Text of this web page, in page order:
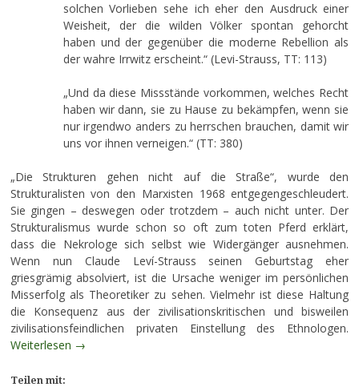
solchen Vorlieben sehe ich eher den Ausdruck einer
Weisheit, der die wilden Völker spontan gehorcht
haben und der gegenüber die moderne Rebellion als
der wahre Irrwitz erscheint.“ (Levi-Strauss, TT: 113)
„Und da diese Missstände vorkommen, welches Recht
haben wir dann, sie zu Hause zu bekämpfen, wenn sie
nur irgendwo anders zu herrschen brauchen, damit wir
uns vor ihnen verneigen.“ (TT: 380)
„Die Strukturen gehen nicht auf die Straße“, wurde den
Strukturalisten von den Marxisten 1968 entgegengeschleudert.
Sie gingen – deswegen oder trotzdem – auch nicht unter. Der
Strukturalismus wurde schon so oft zum toten Pferd erklärt,
dass die Nekrologe sich selbst wie Widergänger ausnehmen.
Wenn nun Claude Leví-Strauss seinen Geburtstag eher
griesgrämig absolviert, ist die Ursache weniger im persönlichen
Misserfolg als Theoretiker zu sehen. Vielmehr ist diese Haltung
die Konsequenz aus der zivilisationskritischen und bisweilen
zivilisationsfeindlichen privaten Einstellung des Ethnologen.
Weiterlesen →
Teilen mit: